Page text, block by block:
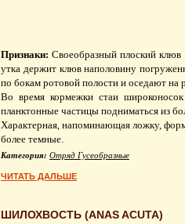
Признаки: Своеобразный плоский
утка держит клюв наполовину
по бокам ротовой полости и оседают
Во время кормежки стаи
планктонные частицы подниматься из
Характерная, напоминающая ложку,
более темные.
Категория: Отряд Гусеобразные
ЧИТАТЬ ДАЛЬШЕ
ШИЛОХВОСТЬ (ANAS ACUTA)